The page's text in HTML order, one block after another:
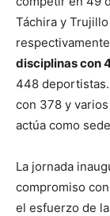
Táchira y
disciplinas con
448
con 378 y
actúa como
La jornada
compromiso
el esfuerzo de